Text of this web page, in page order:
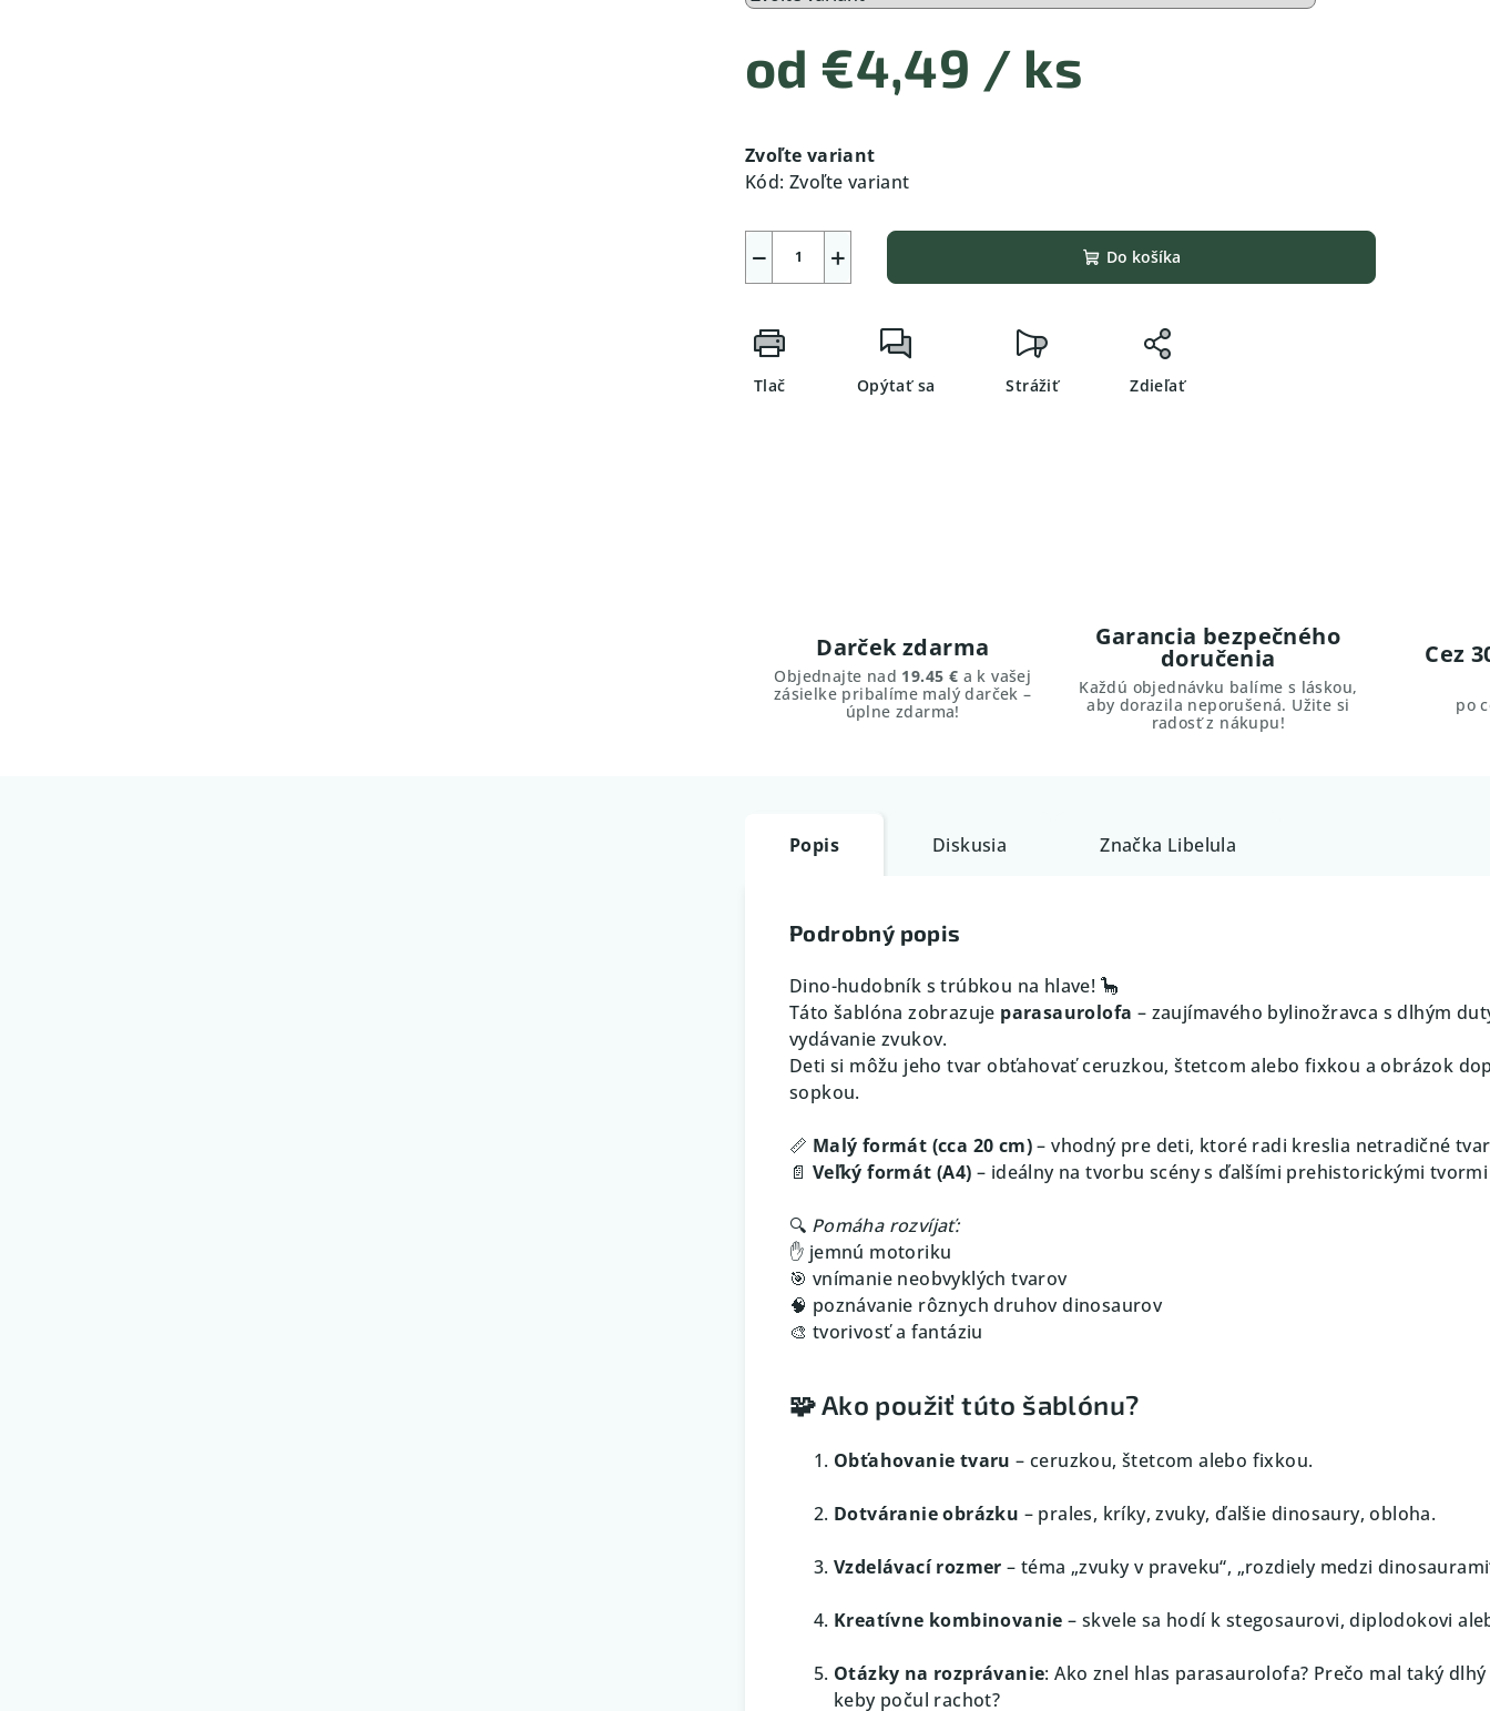
od €4,49 / ks
cena:
Zvoľte variant
Kód: Zvoľte variant
+
− Do košíka
Tlač Opýtať sa Strážiť Zdieľať
Darček zdarma
Objednajte nad 19.45 € a k vašej
zásielke pribalíme malý darček –
úplne zdarma!
Garancia bezpečného
doručenia
Každú objednávku balíme s láskou,
aby dorazila neporušená. Užite si
radosť z nákupu!
Cez
po
Popis Diskusia Značka Libelula
Podrobný popis
Dino-hudobník s trúbkou na hlave! 🦕
Táto šablóna zobrazuje parasaurolofa – zaujímavého bylinožravca s dlhým
vydávanie zvukov.
Deti si môžu jeho tvar obťahovať ceruzkou, štetcom alebo fixkou a obrázok
sopkou.
📏 Malý formát (cca 20 cm)– vhodný pre deti, ktoré radi kreslia netradičné
📄 Veľký formát (A4) – ideálny na tvorbu scény s ďalšími prehistorickými
🔍 Pomáha rozvíjať:
✋ jemnú motoriku
🎯 vnímanie neobvyklých tvarov
🧠 poznávanie rôznych druhov dinosaurov
🎨 tvorivosť a fantáziu
🧩 Ako použiť túto šablónu?
Obťahovanie tvaru – ceruzkou, štetcom alebo fixkou.
Dotváranie obrázku – prales, kríky, zvuky, ďalšie dinosaury, obloha.
Vzdelávací rozmer – téma „zvuky v praveku“, „rozdiely medzi
Kreatívne kombinovanie – skvele sa hodí k stegosaurovi, diplodokovi
Otázky na rozprávanie: Ako znel hlas parasaurolofa? Prečo mal taký
keby počul rachot?